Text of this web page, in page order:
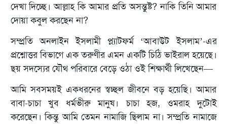
দেখা দিচ্ছে। আল্লাহ কি আমার প্রতি অসন্তুষ্ট? নাকি তিনি আমার
দোয়া কবুল করছেন না?
সম্প্রতি অনলাইন ইসলামী প্ল্যাটফর্ম ‘আবাউট ইসলাম’-এর
প্রশ্নোত্তর বিভাগে এক তরুণীর এমন একটি চিঠি ভাইরাল হয়েছে।
ছয় সদস্যের যৌথ পরিবারে বেড়ে ওঠা ওই শিক্ষার্থী লিখেছেন—
আমি সবসময়ই একধরনের স্বচ্ছল জীবনে বড় হয়েছি। আমার
বাবা-চাচা খুব ধর্মভীরু মানুষ। চাচা হজ, ওমরাহ দুটোই
করেছেন। কিন্তু আমি তেমন নামাজি ছিলাম না। সম্প্রতি নামাজে